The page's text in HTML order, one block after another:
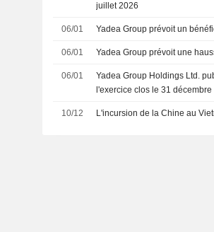
juillet 2026
06/01 Yadea Group prévoit un
06/01 Yadea Group prévoit une
06/01
Yadea Group Holdings Ltd.
l'exercice clos le 31 décembre
10/12 L'incursion de la Chine au